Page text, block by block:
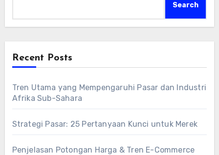
Search
Recent Posts
Tren Utama yang Mempengaruhi Pasar dan Industri
Afrika Sub-Sahara
Strategi Pasar: 25 Pertanyaan Kunci untuk Merek
Penjelasan Potongan Harga & Tren E-Commerce